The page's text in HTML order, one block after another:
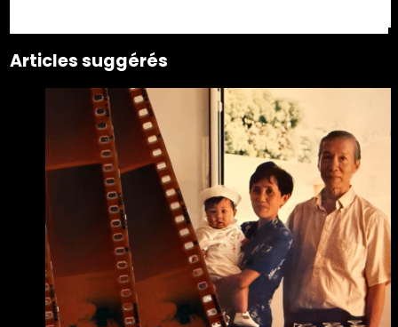
Articles suggérés